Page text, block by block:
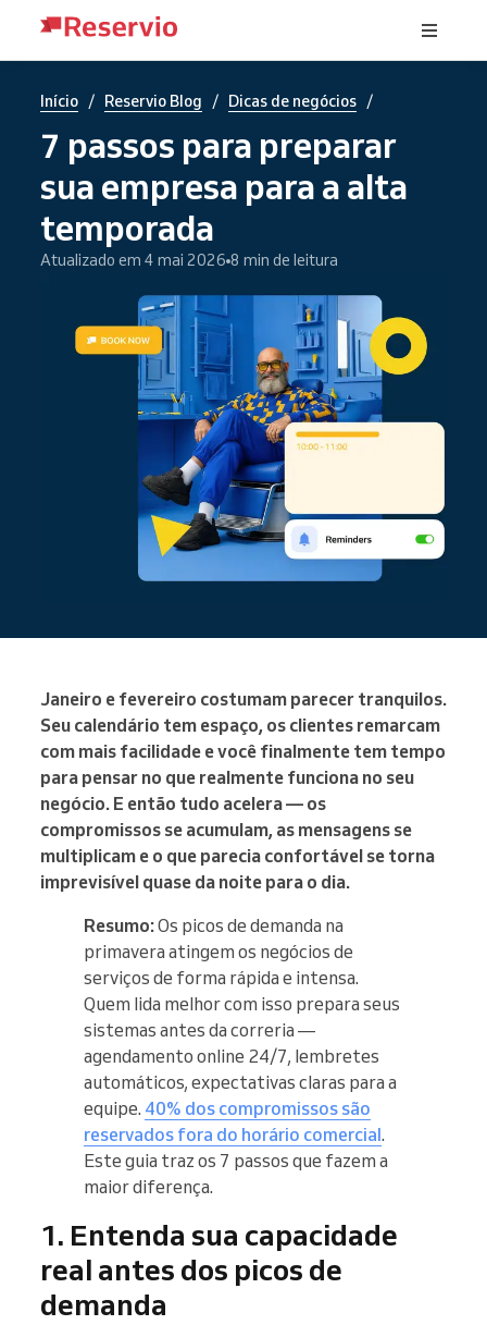
Início / Reservio Blog / Dicas de negócios /
7 passos para preparar
sua empresa para a alta
temporada
Atualizado em 4 mai 2026 8 min de leitura
Janeiro e fevereiro costumam parecer tranquilos.
Seu calendário tem espaço, os clientes remarcam
com mais facilidade e você finalmente tem tempo
para pensar no que realmente funciona no seu
negócio. E então tudo acelera — os
compromissos se acumulam, as mensagens se
multiplicam e o que parecia confortável se torna
imprevisível quase da noite para o dia.
Resumo:Os picos de demanda na
primavera atingem os negócios de
serviços de forma rápida e intensa.
Quem lida melhor com isso prepara seus
sistemas antes da correria —
agendamento online 24/7, lembretes
automáticos, expectativas claras para a
equipe. 40% dos compromissos são
reservados fora do horário comercial.
Este guia traz os 7 passos que fazem a
maior diferença.
1. Entenda sua capacidade
real antes dos picos de
demanda